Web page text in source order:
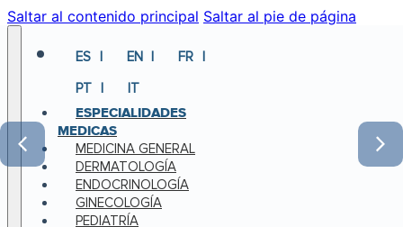
Saltar al contenido principal Saltar al pie de página
ES EN
FR
PT
IT
ESPECIALIDADES
MEDICAS
MEDICINA GENERAL
DERMATOLOGÍA
ENDOCRINOLOGÍA
GINECOLOGÍA
PEDIATRÍA